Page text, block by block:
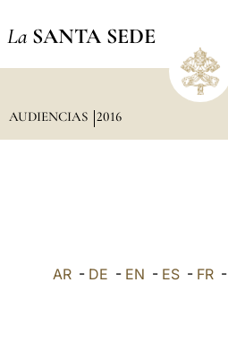
La SANTA SEDE
AUDIENCIAS 2016
AR- DE - EN - ES- FR-